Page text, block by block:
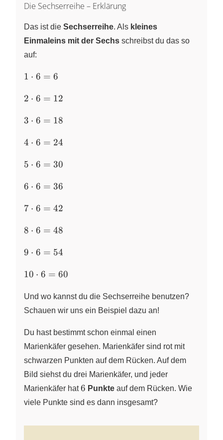
Die Sechserreihe – Erklärung
Das ist die Sechserreihe. Als kleines
Einmaleins mit der Sechs schreibst du das so
auf:
1
6 = 6
1 ⋅ 6 = 6
2
6 =
2 ⋅ 6 = 12
3
6 =
3 ⋅ 6 = 18
4
6 =
4 ⋅ 6 = 24
5
6 =
5 ⋅ 6 = 30
6
6 =
6 ⋅ 6 = 36
7
6 =
7 ⋅ 6 = 42
8
6 =
8 ⋅ 6 = 48
9
6 =
9 ⋅ 6 = 54
10
6 =
60
10 ⋅ 6 = 60
Und wo kannst du die Sechserreihe benutzen?
Schauen wir uns ein Beispiel dazu an!
Du hast bestimmt schon einmal einen
Marienkäfer gesehen. Marienkäfer sind rot mit
schwarzen Punkten auf dem Rücken. Auf dem
Bild siehst du drei Marienkäfer, und jeder
Marienkäfer hat6
6 Punkte auf dem Rücken. Wie
viele Punkte sind es dann insgesamt?